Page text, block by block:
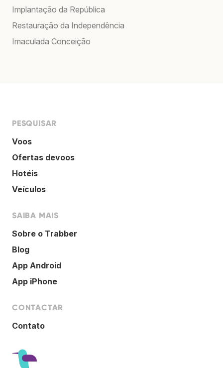
Implantação da República
Restauração da Independência
Imaculada Conceição
PESQUISAR
Voos
Ofertas devoos
Hotéis
Veículos
SAIBA MAIS
Sobre o Trabber
Blog
App Android
App iPhone
CONTACTAR
Contato